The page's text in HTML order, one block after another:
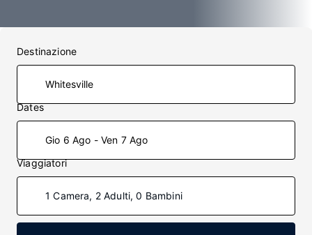
Destinazione
Dates
Gio 6 Ago - Ven 7 Ago
Viaggiatori
1 Camera, 2 Adulti, 0 Bambini